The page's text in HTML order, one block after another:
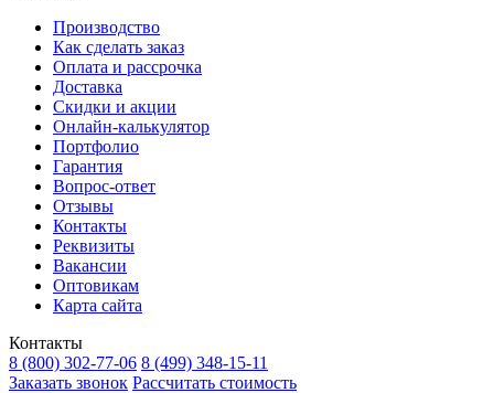
Производство
Как сделать заказ
Оплата и рассрочка
Доставка
Скидки и акции
Онлайн-калькулятор
Портфолио
Гарантия
Вопрос-ответ
Отзывы
Контакты
Реквизиты
Вакансии
Оптовикам
Карта сайта
Контакты
8 (800) 302-77-06 8 (499) 348-15-11
Заказать звонок Рассчитать стоимость